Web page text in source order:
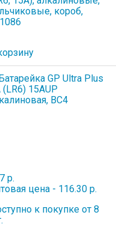
короб,
р.
цена - 116.30 р.
к покупке от 8